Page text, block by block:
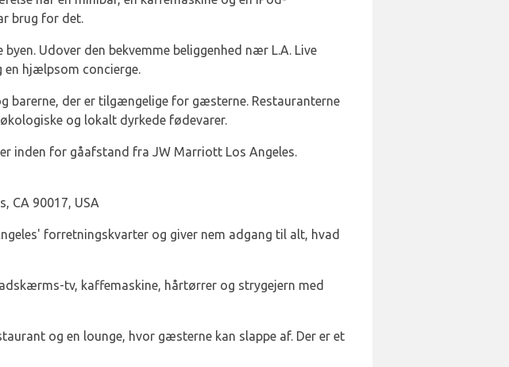
brug for det.
Udover den bekvemme beliggenhed nær L.A. Live
en hjælpsom concierge.
barerne, der er tilgængelige for gæsterne. Restauranterne
og lokalt dyrkede fødevarer.
inden for gåafstand fra JW Marriott Los Angeles.
CA 90017, USA
forretningskvarter og giver nem adgang til alt, hvad
tv, kaffemaskine, hårtørrer og strygejern med
og en lounge, hvor gæsterne kan slappe af. Der er et